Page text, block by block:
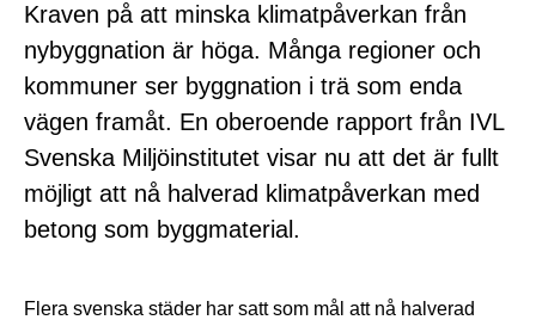
Kraven på att minska klimatpåverkan från
nybyggnation är höga. Många regioner och
kommuner ser byggnation i trä som enda
vägen framåt. En oberoende rapport från IVL
Svenska Miljöinstitutet visar nu att det är fullt
möjligt att nå halverad klimatpåverkan med
betong som byggmaterial.
Flera svenska städer har satt som mål att nå halverad